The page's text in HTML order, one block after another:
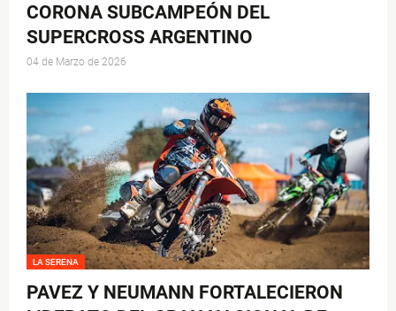
CORONA SUBCAMPEÓN DEL
SUPERCROSS ARGENTINO
04 de Marzo de 2026
LA SERENA
PAVEZ Y NEUMANN FORTALECIERON